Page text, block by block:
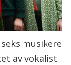
musikere
av vokalist